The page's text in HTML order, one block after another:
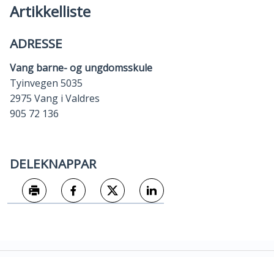
Artikkelliste
ADRESSE
Vang barne- og ungdomsskule
Tyinvegen 5035
2975 Vang i Valdres
905 72 136
DELEKNAPPAR